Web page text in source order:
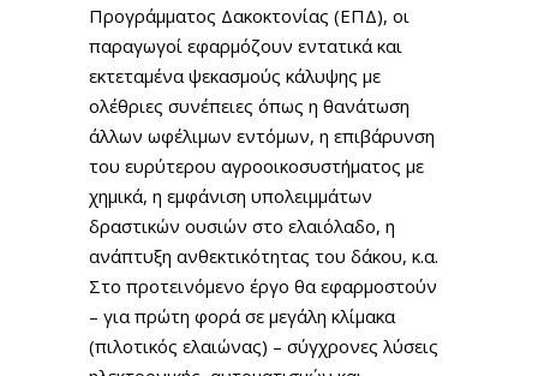
Προγράμματος Δακοκτονίας (ΕΠΔ), οι
παραγωγοί εφαρμόζουν εντατικά και
εκτεταμένα ψεκασμούς κάλυψης με
ολέθριες συνέπειες όπως η θανάτωση
άλλων ωφέλιμων εντόμων, η επιβάρυνση
του ευρύτερου αγροοικοσυστήματος με
χημικά, η εμφάνιση υπολειμμάτων
δραστικών ουσιών στο ελαιόλαδο, η
ανάπτυξη ανθεκτικότητας του δάκου, κ.α.
Στο προτεινόμενο έργο θα εφαρμοστούν
– για πρώτη φορά σε μεγάλη κλίμακα
(πιλοτικός ελαιώνας) – σύγχρονες λύσεις